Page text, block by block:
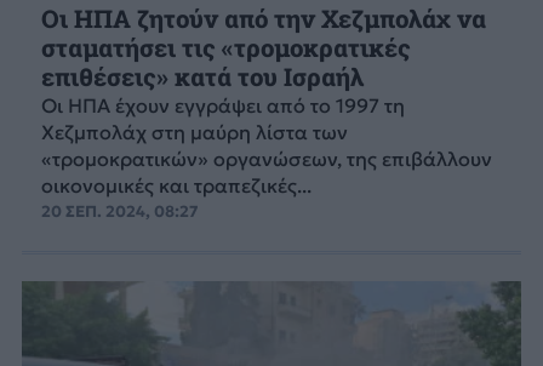
Οι ΗΠΑ ζητούν από την Χεζμπολάχ να
σταματήσει τις «τρομοκρατικές
επιθέσεις» κατά του Ισραήλ
Οι ΗΠΑ έχουν εγγράψει από το 1997 τη
Χεζμπολάχ στη μαύρη λίστα των
«τρομοκρατικών» οργανώσεων, της επιβάλλουν
οικονομικές και τραπεζικές...
20 ΣΕΠ. 2024, 08:27